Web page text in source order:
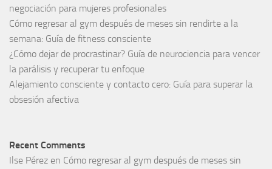
negociación para mujeres profesionales
Cómo regresar al gym después de meses sin rendirte a la
semana: Guía de fitness consciente
¿Cómo dejar de procrastinar? Guía de neurociencia para vencer
la parálisis y recuperar tu enfoque
Alejamiento consciente y contacto cero: Guía para superar la
obsesión afectiva
Recent Comments
Ilse Pérez en Cómo regresar al gym después de meses sin